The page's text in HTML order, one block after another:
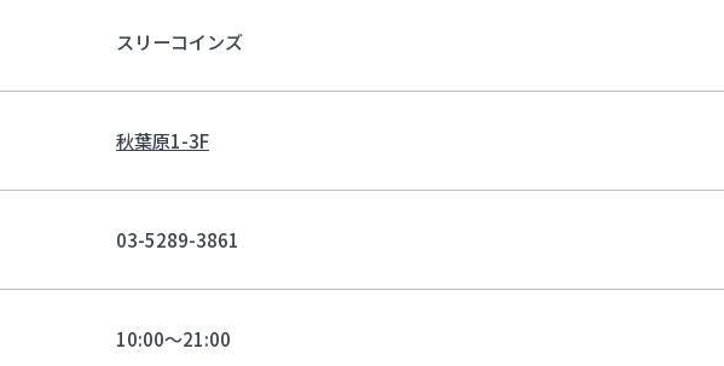
スリーコインズ
秋葉原1-3F
03-5289-3861
10:00～21:00